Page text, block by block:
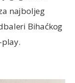
najboljeg
Bihaćkog